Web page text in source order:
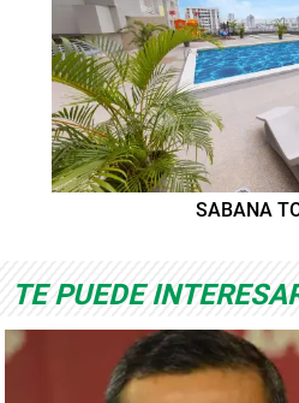
SABANA
TE PUEDE